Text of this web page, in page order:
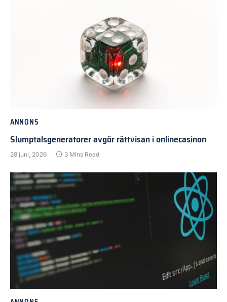
ANNONS
Slumptalsgeneratorer avgör rättvisan i onlinecasinon
28 juni, 2026 3 Mins Read